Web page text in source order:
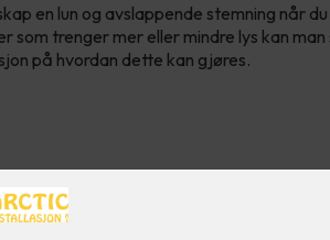
en lun og avslappende stemning når
som trenger mer eller mindre lys kan
på hvordan dette kan gjøres.